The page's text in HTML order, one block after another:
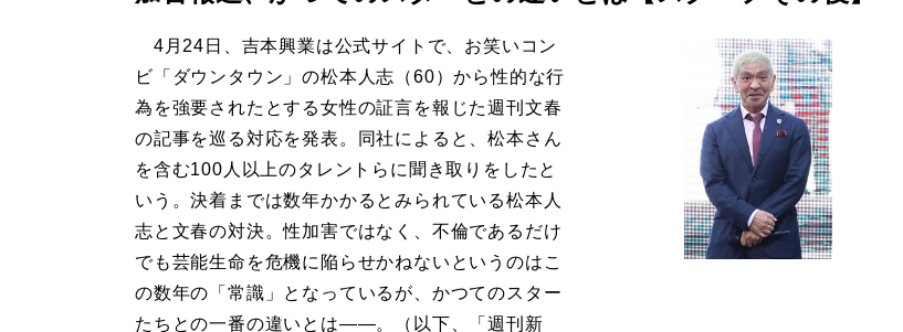
4月24日、吉本興業は公式サイトで、お笑いコン
ビ「ダウンタウン」の松本人志（60）から性的な行
為を強要されたとする女性の証言を報じた週刊文春
の記事を巡る対応を発表。同社によると、松本さん
を含む100人以上のタレントらに聞き取りをしたと
いう。決着までは数年かかるとみられている松本人
志と文春の対決。性加害ではなく、不倫であるだけ
でも芸能生命を危機に陥らせかねないというのはこ
の数年の「常識」となっているが、かつてのスター
たちとの一番の違いとは――。（以下、「週刊新